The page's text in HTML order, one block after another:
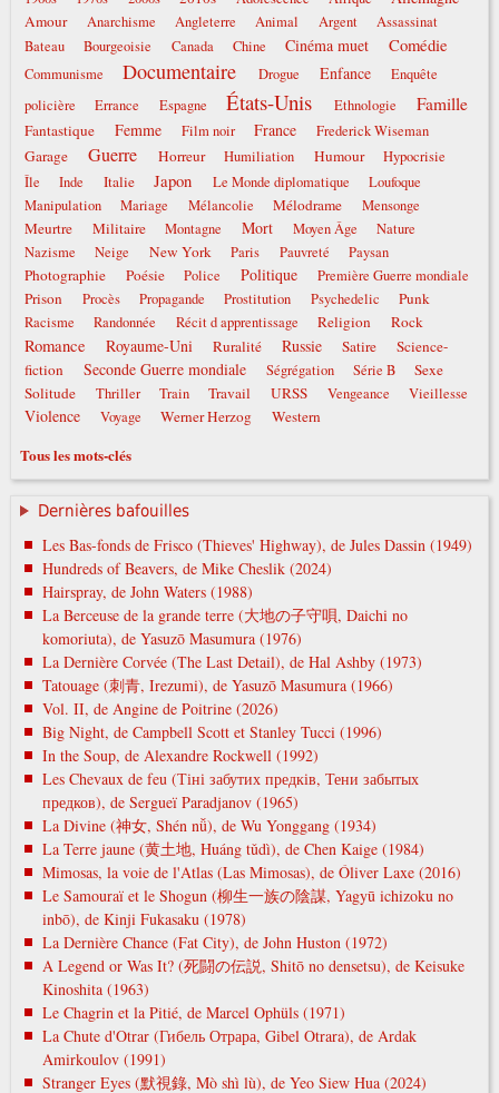
Amour Anarchisme Angleterre Animal Argent
Assassinat
Bateau
Bourgeoisie Canada Chine Cinéma muet Comédie
Communisme Documentaire Drogue Enfance
Enquête
policière
Errance Espagne États-Unis Ethnologie Famille
Fantastique Femme Film noir France Frederick Wiseman
Garage Guerre Horreur Humiliation Humour
Hypocrisie
Île
Inde Italie Japon Le Monde diplomatique
Loufoque
Manipulation
Mariage Mélancolie Mélodrame Mensonge
Meurtre Militaire Montagne Mort Moyen Âge
Nature
Nazisme
Neige New York Paris Pauvreté Paysan
Photographie Poésie Police Politique Première Guerre mondiale
Prison Procès Propagande Prostitution Psychedelic Punk
Racisme Randonnée Récit d apprentissage Religion Rock
Romance Royaume-Uni Ruralité Russie Satire
Science-
fiction
Seconde Guerre mondiale Ségrégation Série B
Sexe
Solitude
Thriller Train Travail URSS Vengeance Vieillesse
Violence Voyage Werner Herzog Western
Tous les mots-clés
Dernières bafouilles
Les Bas-fonds de Frisco (Thieves' Highway), de Jules Dassin (1949)
Hundreds of Beavers, de Mike Cheslik (2024)
Hairspray, de John Waters (1988)
La Berceuse de la grande terre (大地の子守唄, Daichi no
komoriuta), de Yasuzō Masumura (1976)
La Dernière Corvée (The Last Detail), de Hal Ashby (1973)
Tatouage (刺青, Irezumi), de Yasuzō Masumura (1966)
Vol. II, de Angine de Poitrine (2026)
Big Night, de Campbell Scott et Stanley Tucci (1996)
In the Soup, de Alexandre Rockwell (1992)
Les Chevaux de feu (Тіні забутих предків, Тени забытых
предков), de Sergueï Paradjanov (1965)
La Divine (神女, Shén nǚ), de Wu Yonggang (1934)
La Terre jaune (黄土地, Huáng tǔdì), de Chen Kaige (1984)
Mimosas, la voie de l'Atlas (Las Mimosas), de Óliver Laxe (2016)
Le Samouraï et le Shogun (柳生一族の陰謀, Yagyū ichizoku no
inbō), de Kinji Fukasaku (1978)
La Dernière Chance (Fat City), de John Huston (1972)
A Legend or Was It? (死闘の伝説, Shitō no densetsu), de Keisuke
Kinoshita (1963)
Le Chagrin et la Pitié, de Marcel Ophüls (1971)
La Chute d'Otrar (Гибель Отрара, Gibel Otrara), de Ardak
Amirkoulov (1991)
Stranger Eyes (默視錄, Mò shì lù), de Yeo Siew Hua (2024)